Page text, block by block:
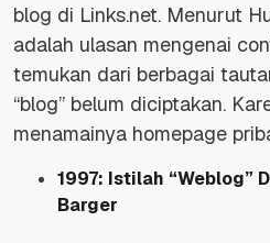
blog di Links.net. Menurut
adalah ulasan mengenai
temukan dari berbagai
“blog” belum diciptakan.
menamainya homepage
1997: Istilah “Weblog”
Barger